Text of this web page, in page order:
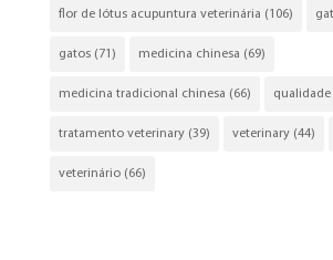
flor de lótus acupuntura veterinária (106)
gatos(71) medicina chinesa (69)
medicina tradicional chinesa (66) qualidade
tratamento veterinary(39) veterinary(44)
veterinário(66)